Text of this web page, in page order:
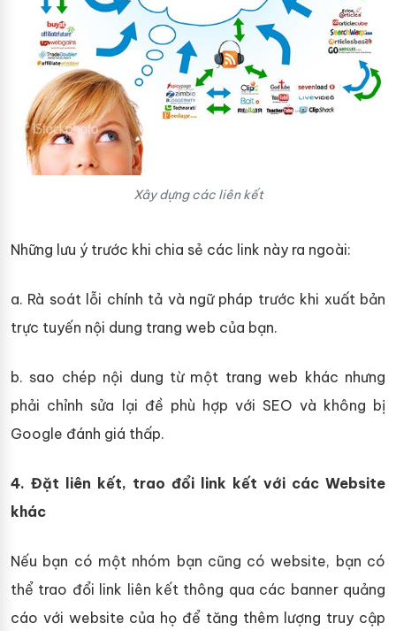
Xây dựng các liên kết
Những lưu ý trước khi chia sẻ các link này ra ngoài:
a. Rà soát lỗi chính tả và ngữ pháp trước khi xuất bản
trực tuyến nội dung trang web của bạn.
b. sao chép nội dung từ một trang web khác nhưng
phải chỉnh sửa lại đề phù hợp với SEO và không bị
Google đánh giá thấp.
4. Đặt liên kết, trao đổi link kết với các Website
khác
Nếu bạn có một nhóm bạn cũng có website, bạn có
thể trao đổi link liên kết thông qua các banner quảng
cáo với website của họ để tăng thêm lượng truy cập